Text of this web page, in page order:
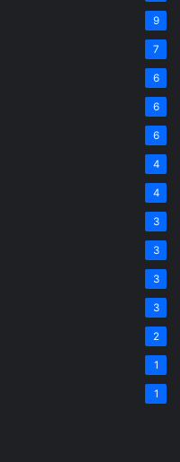
9
7
6
6
6
4
4
3
3
3
3
2
1
1